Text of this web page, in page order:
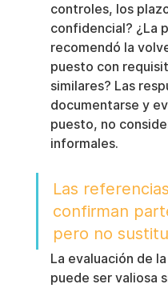
controles, los
confidencial? ¿La
recomendó la
puesto con
similares? Las
documentarse y
puesto, no
informales.
Las
confirman
pero no
La evaluación de
puede ser valiosa